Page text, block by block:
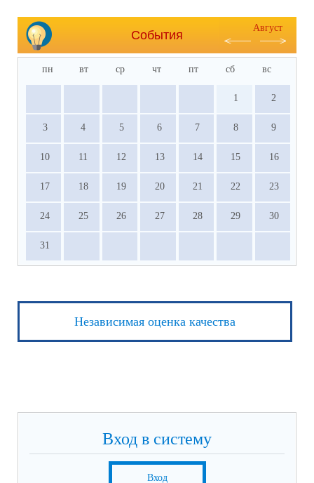
События
Август
пн вт ср чт пт сб вс
1 2
3 4 5 6 7 8 9
10 11 12 13 14 15 16
17 18 19 20 21 22 23
24 25 26 27 28 29 30
31
Независимая оценка качества
Вход в систему
Вход